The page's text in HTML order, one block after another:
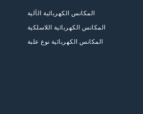
المكانس الكهربائية الآلية
المكانس الكهربائية اللاسلكية
المكانس الكهربائية نوع علبة